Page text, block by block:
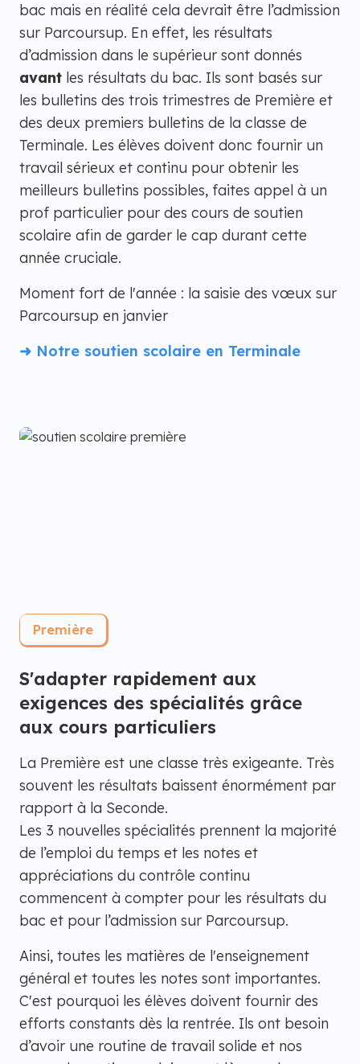
bac mais en réalité cela devrait être l’admission
sur Parcoursup. En effet, les résultats
d’admission dans le supérieur sont donnés
avant les résultats du bac. Ils sont basés sur
les bulletins des trois trimestres de Première et
des deux premiers bulletins de la classe de
Terminale. Les élèves doivent donc fournir un
travail sérieux et continu pour obtenir les
meilleurs bulletins possibles, faites appel à un
prof particulier pour des cours de soutien
scolaire afin de garder le cap durant cette
année cruciale.
Moment fort de l'année : la saisie des vœux sur
Parcoursup en janvier​
➜ Notre soutien scolaire en Terminale
Première
S'adapter rapidement aux
exigences des spécialités grâce
aux cours particuliers
La Première est une classe très exigeante. Très
souvent les résultats baissent énormément par
rapport à la Seconde.
Les 3 nouvelles spécialités prennent la majorité
de l’emploi du temps et les notes et
appréciations du contrôle continu
commencent à compter pour les résultats du
bac et pour l’admission sur Parcoursup.
Ainsi, toutes les matières de l'enseignement
général et toutes les notes sont importantes.
C'est pourquoi les élèves doivent fournir des
efforts constants dès la rentrée. Ils ont besoin
d’avoir une routine de travail solide et nos